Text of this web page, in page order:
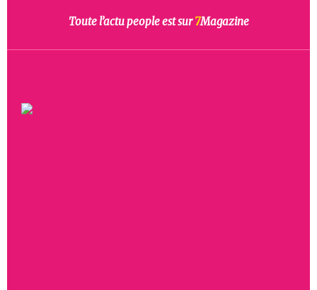
Toute l’actu people est sur7Magazine